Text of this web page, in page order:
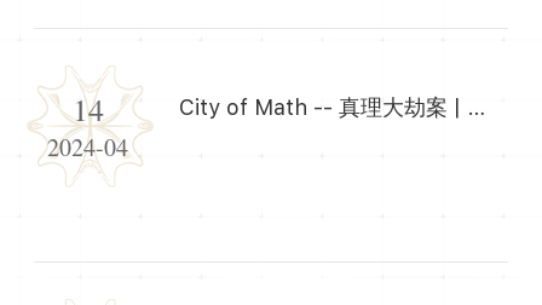
14
2024-04
City of Math -- 真理大劫案 | 主持人&志愿者招募